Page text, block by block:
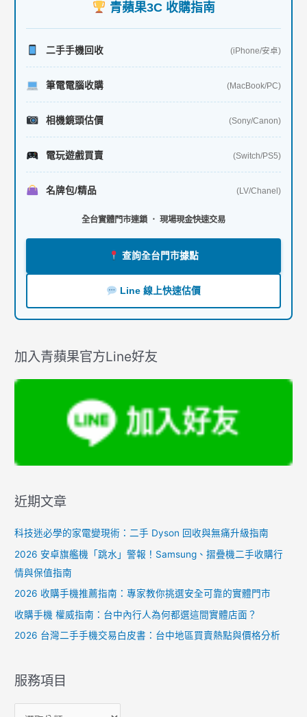
青蘋果3C 收購指南
二手手機回收 (iPhone/安卓)
筆電電腦收購 (MacBook/PC)
相機鏡頭估價 (Sony/Canon)
電玩遊戲買賣 (Switch/PS5)
名牌包/精品 (LV/Chanel)
全台實體門市連鎖 ． 現場現金快速交易
查詢全台門市據點
Line 線上快速估價
加入青蘋果官方Line好友
近期文章
科技迷必學的家電變現術：二手 Dyson 回收與無痛升級指南
2026 安卓旗艦機「跳水」警報！Samsung、摺疊機二手收購行
情與保值指南
2026 收購手機推薦指南：專家教你挑選安全可靠的實體門市
收購手機 權威指南：台中內行人為何都選這間實體店面？
2026 台灣二手手機交易白皮書：台中地區買賣熱點與價格分析
服務項目